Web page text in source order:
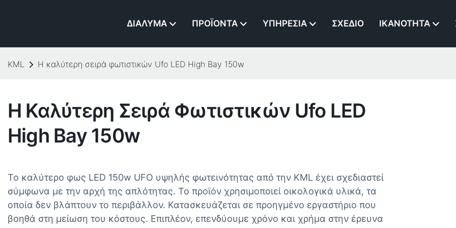
ΔΙΆΛΥΜΑ ΠΡΟΪΌΝΤΑ ΥΠΗΡΕΣΊΑ ΣΧΈΔΙΟ ΙΚΑΝΌΤΗΤΑ
KML Η καλύτερη σειρά φωτιστικών Ufo LED High Bay 150w
Η Καλύτερη Σειρά Φωτιστικών Ufo LED
High Bay 150w
Το καλύτερο φως LED 150w UFO υψηλής φωτεινότητας από την KML έχει σχεδιαστεί
σύμφωνα με την αρχή της απλότητας. Το προϊόν χρησιμοποιεί οικολογικά υλικά, τα
οποία δεν βλάπτουν το περιβάλλον. Κατασκευάζεται σε προηγμένο εργαστήριο που
βοηθά στη μείωση του κόστους. Επιπλέον, επενδύουμε χρόνο και χρήμα στην έρευνα